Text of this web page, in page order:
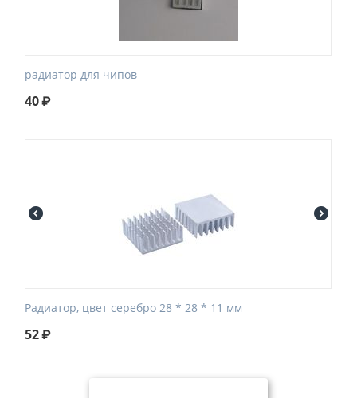
радиатор для чипов
40₽
Радиатор, цвет серебро 28 * 28 * 11 мм
52₽